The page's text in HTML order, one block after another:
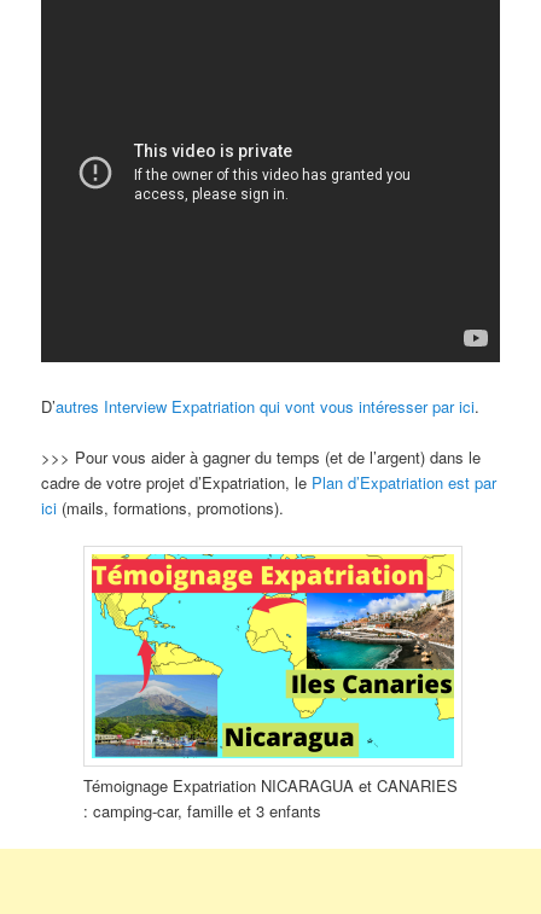
D’autres Interview Expatriation qui vont vous intéresser par ici.
>>> Pour vous aider à gagner du temps (et de l’argent) dans le
cadre de votre projet d’Expatriation, le Plan d’Expatriation est par
ici (mails, formations, promotions).
Témoignage Expatriation NICARAGUA et CANARIES
: camping-car, famille et 3 enfants